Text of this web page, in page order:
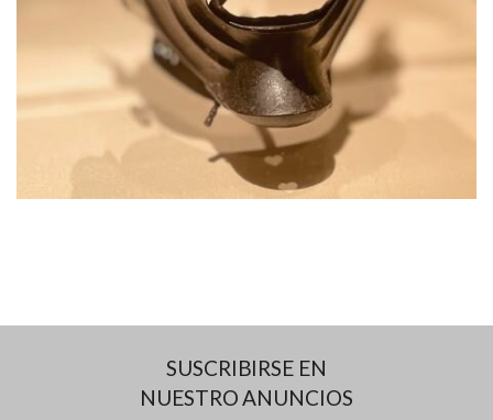
SUSCRIBIRSE EN
NUESTRO ANUNCIOS